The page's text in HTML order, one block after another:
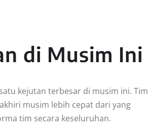
di Musim Ini
kejutan terbesar di musim ini. Tim
musim lebih cepat dari yang
tim secara keseluruhan.